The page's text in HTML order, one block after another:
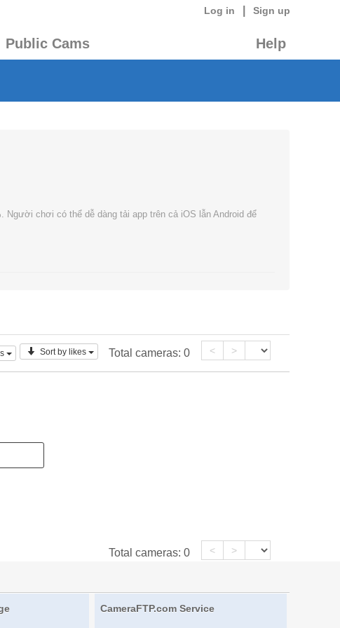
Log in Sign up
Public Cams Help
chơi có thể dễ dàng tải app trên cả iOS lẫn Android để
Sort by likes Total cameras: 0 < >
Total cameras: 0 < >
CameraFTP.com Service